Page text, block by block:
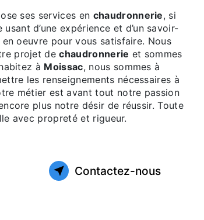
ses services en chaudronnerie, si
usant d’une expérience et d’un savoir-
oeuvre pour vous satisfaire. Nous
projet dechaudronnerie et sommes
à Moissac, nous sommes à
les renseignements nécessaires à
métier est avant tout notre passion
plus notre désir de réussir. Toute
avec propreté et rigueur.
Contactez-nous